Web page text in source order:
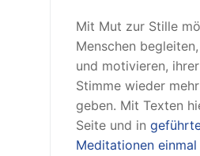
Mit Mut zur Stille
Menschen
und motivieren,
Stimme wieder
geben. Mit Texten
Seite und in
Meditationen